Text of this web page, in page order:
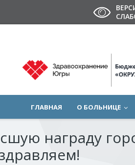
ГЛАВНАЯ О БОЛЬНИЦЕ
награду